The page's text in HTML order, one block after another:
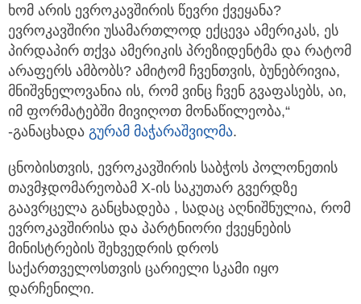
ხომ არის ევროკავშირის წევრი ქვეყანა?
ევროკავშირი უსამართლოდ ექცევა ამერიკას, ეს
პირდაპირ თქვა ამერიკის პრეზიდენტმა და რატომ
არაფერს ამბობს? ამიტომ ჩვენთვის, ბუნებრივია,
მნიშვნელოვანია ის, რომ ვინც ჩვენ გვაფასებს, აი,
იმ ფორმატებში მივიღოთ მონაწილეობა,“
-განაცხადა გურამ მაჭარაშვილმა.
ცნობისთვის, ევროკავშირის საბჭოს პოლონეთის
თავმჯდომარეობამ X-ის საკუთარ გვერდზე
გაავრცელა განცხადება , სადაც აღნიშნულია, რომ
ევროკავშირისა და პარტნიორი ქვეყნების
მინისტრების შეხვედრის დროს
საქართველოსთვის ცარიელი სკამი იყო
დარჩენილი.